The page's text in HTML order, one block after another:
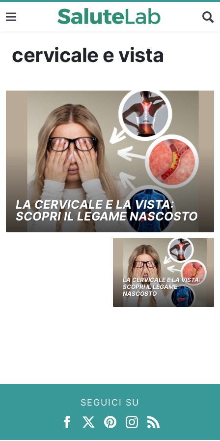
cervicale e vista
LA CERVICALE E LA VISTA:
SCOPRI IL LEGAME NASCOSTO
LA CERVICALE E LA VISTA:
SCOPRI IL LEGAME
NASCOSTO
SEGUICI SU